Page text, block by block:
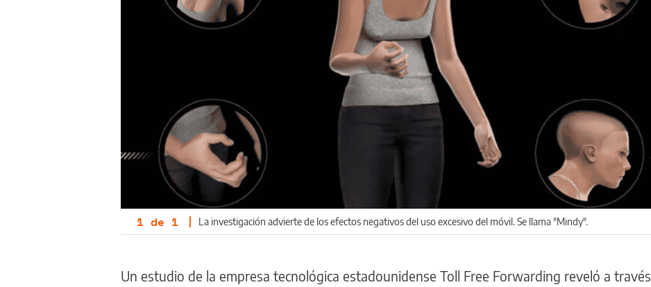
1 de 1 | La investigación advierte de los efectos negativos del uso excesivo del móvil. Se llama "Mindy".
Un estudio de la empresa tecnológica estadounidense Toll Free Forwarding reveló a